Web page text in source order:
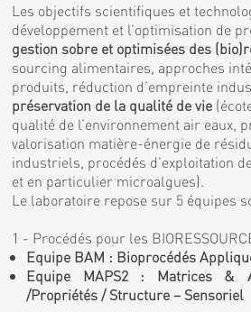
Les objectifs scientifiques et
développement et l’optimisation de
gestion sobre et optimisées des
sourcing alimentaires, approches
produits, réduction d’empreinte
préservation de la qualité de vie
qualité de l’environnement air eaux,
valorisation matière-énergie de
industriels, procédés d’exploitation
et en particulier microalgues).
Le laboratoire repose sur 5 équipes
1 - Procédés pour les
Equipe BAM : Bioprocédés
Equipe MAPS2 : Matrices &
/Propriétés / Structure – Sensoriel